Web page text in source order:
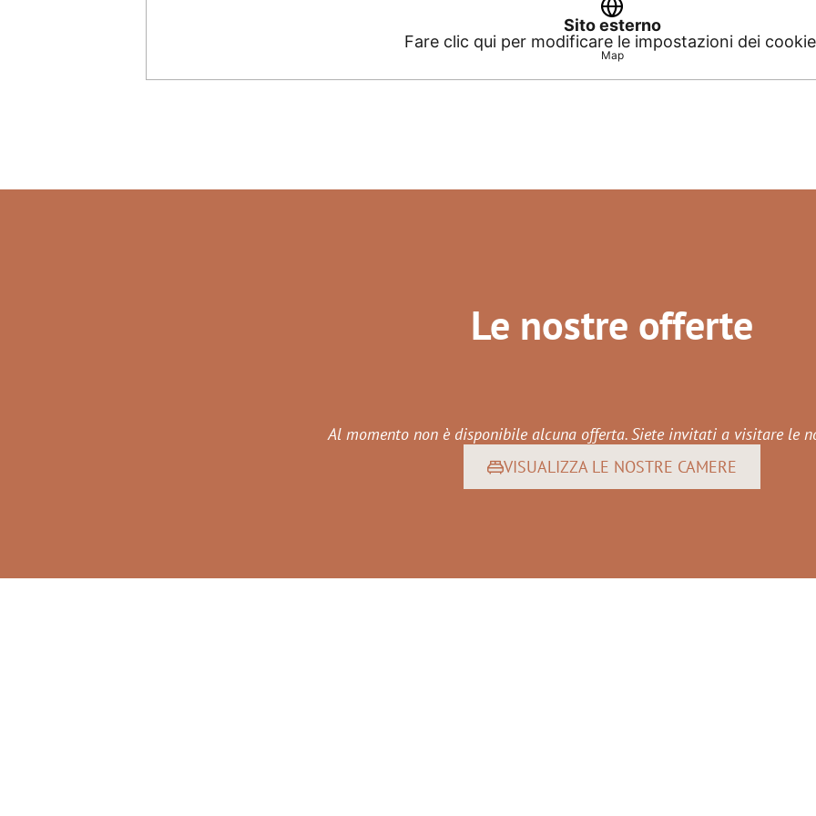
Sito esterno
Fare clic qui per modificare le impostazioni dei
Map
Le nostre offerte
Al momento non è disponibile alcuna offerta. Siete invitati a visitare le
VISUALIZZA LE NOSTRE CAMERE